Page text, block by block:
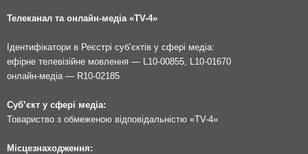
Телеканал та онлайн-медіа «TV-4»
Ідентифікатори в Реєстрі суб’єктів у сфері медіа:
ефірне телевізійне мовлення — L10-00855, L10-01670
онлайн-медіа — R10-02185
Суб’єкт у сфері медіа:
Товариство з обмеженою відповідальністю «TV-4»
Місцезнаходження: